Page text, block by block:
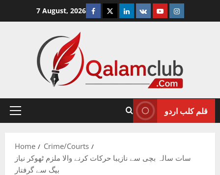
7 August, 2026 Facebook
TwitterLinkedin
VK YoutubeInstagram
Primary
قلم کلب اردو
Home
Crime/Courts
سات سالہ بچی سے نازیبا حرکات کرنے والا ملزم ٹھوکر نیاز
بیگ سے گرفتار